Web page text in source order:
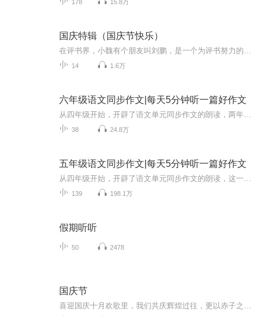
178 15.8万
国庆特辑（国庆节快乐）
14 1.6万
六年级语文同步作文|每天5分钟听一篇好作文
38 24.8万
五年级语文同步作文|每天5分钟听一篇好作文
139 198.1万
假期听听
50 2478
国庆节